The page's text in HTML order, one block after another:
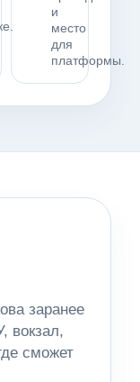
и
место
для
платформы.
заранее
вокзал,
сможет